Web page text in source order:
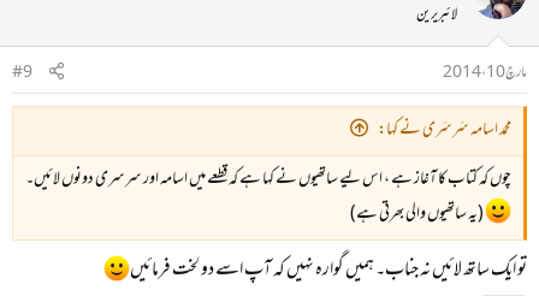
لائبریرین
مارچ 10، 2014
#9
محمد اسامہ سَرسَری نے کہا:
چوں کہ کتاب کا آغاز ہے ، اس لیے ساتھیوں نے کہا ہے کہ قطعے میں اسامہ اور سرسری دونوں لائیں۔
(یہ ساتھیوں والی بھرتی ہے)
تو ایک ساتھ لائیں نہ جناب۔ ہمیں گوارہ نہیں کہ آپ اسے دو لخت فرمائیں